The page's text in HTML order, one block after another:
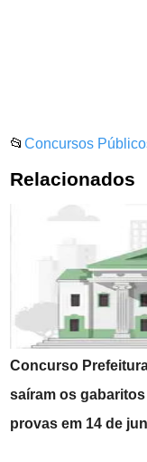
📂Concursos
Relacionados
Concurso
saíram os
provas em 14 de